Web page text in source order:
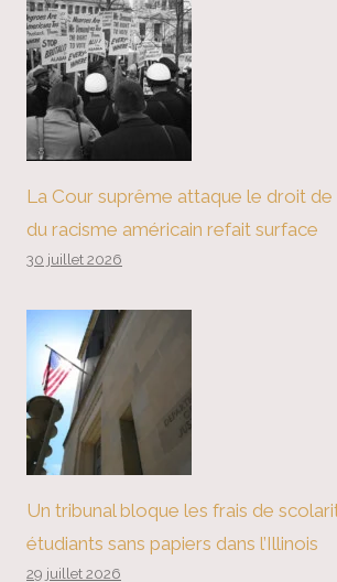
La Cour suprême attaque le droit de
du racisme américain refait surface
30 juillet 2026
Un tribunal bloque les frais de
étudiants sans papiers dans l’Illinois
29 juillet 2026